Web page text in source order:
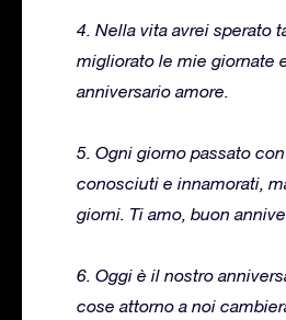
4. Nella vita avrei sperato
migliorato le mie giornate
anniversario amore.
5. Ogni giorno passato
conosciuti e innamorati,
giorni. Ti amo, buon
6. Oggi è il nostro
cose attorno a noi